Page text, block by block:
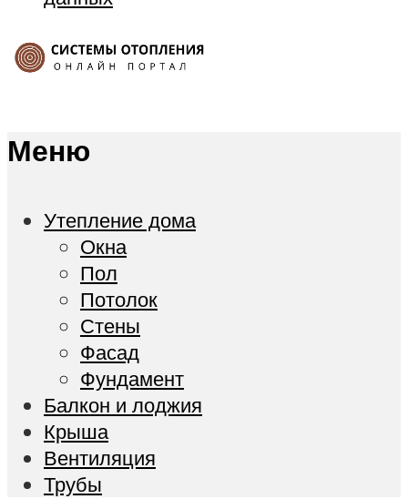
Меню
Утепление дома
Окна
Пол
Потолок
Стены
Фасад
Фундамент
Балкон и лоджия
Крыша
Вентиляция
Трубы